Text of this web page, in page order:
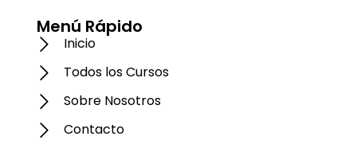
Menú Rápido
Inicio
Todos los Cursos
Sobre Nosotros
Contacto